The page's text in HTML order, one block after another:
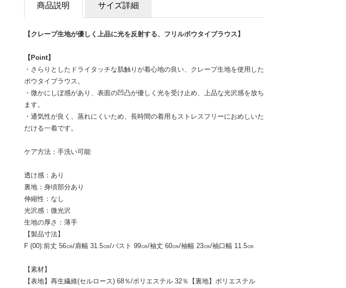
商品説明 サイズ詳細
【クレープ生地が優しく上品に光を反射する、フリルボウタイブラウス】
【Point】
・さらりとしたドライタッチな肌触りが着心地の良い、クレープ生地を使用した
ボウタイブラウス。
・微かにしぼ感があり、表面の凹凸が優しく光を受け止め、上品な光沢感を放ち
ます。
・通気性が良く、蒸れにくいため、長時間の着用もストレスフリーにおめしいた
だける一着です。
ケア方法：手洗い可能
透け感：あり
裏地：身頃部分あり
伸縮性：なし
光沢感：微光沢
生地の厚さ：薄手
【製品寸法】
F (00):前丈 56㎝/肩幅 31.5㎝/バスト 99㎝/袖丈 60㎝/袖幅 23㎝/袖口幅 11.5㎝
【素材】
【表地】再生繊維(セルロース) 68％/ポリエステル 32％【裏地】ポリエステル